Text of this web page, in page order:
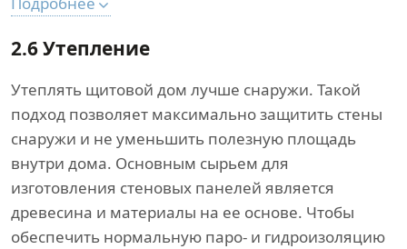
2.6 Утепление
Утеплять щитовой дом лучше снаружи. Такой
подход позволяет максимально защитить стены
снаружи и не уменьшить полезную площадь
внутри дома. Основным сырьем для
изготовления стеновых панелей является
древесина и материалы на ее основе. Чтобы
обеспечить нормальную паро- и гидроизоляцию